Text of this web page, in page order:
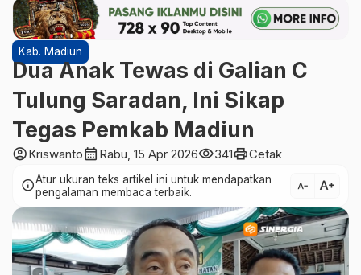
Kab. Madiun
Dua Anak Tewas di Galian C
Tulung Saradan, Ini Sikap
Tegas Pemkab Madiun
account_circleKriswantocalendar_month Rabu, 15 Apr 2026visibility341printCetak
infoAtur ukuran teks artikel ini untuk mendapatkan
pengalaman membaca terbaik.
text_decrease text_increase